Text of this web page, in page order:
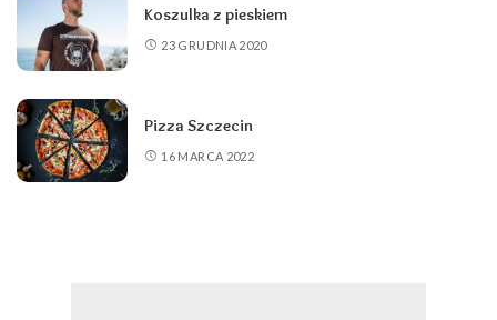
Koszulka z pieskiem
23 GRUDNIA 2020
Pizza Szczecin
16 MARCA 2022